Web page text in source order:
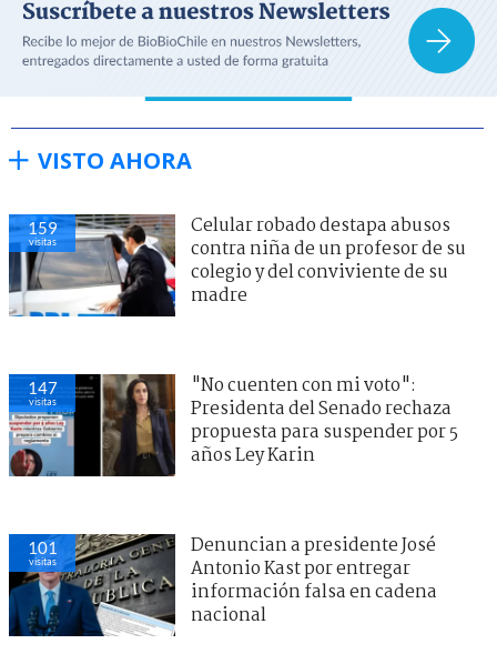
VISTO AHORA
159
visitas
Celular robado destapa abusos
contra niña de un profesor de su
colegio y del conviviente de su
madre
147
visitas
"No cuenten con mi voto":
Presidenta del Senado rechaza
propuesta para suspender por 5
años Ley Karin
101
visitas
Denuncian a presidente José
Antonio Kast por entregar
información falsa en cadena
nacional